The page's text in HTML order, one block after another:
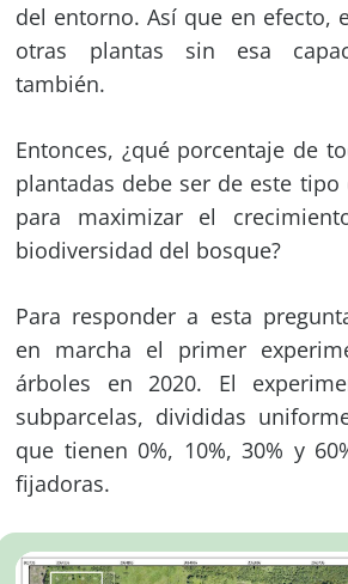
del entorno. Así que en efecto,
otras plantas sin esa
también.
Entonces, ¿qué porcentaje de
plantadas debe ser de este
para maximizar el
biodiversidad del bosque?
Para responder a esta
en marcha el primer
árboles en 2020. El
subparcelas, divididas
que tienen 0%, 10%, 30% y
fijadoras.